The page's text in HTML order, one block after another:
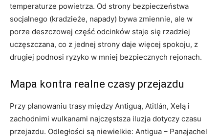
temperaturze powietrza. Od strony bezpieczeństwa
socjalnego (kradzieże, napady) bywa zmiennie, ale w
porze deszczowej część odcinków staje się rzadziej
uczęszczana, co z jednej strony daje więcej spokoju, z
drugiej podnosi ryzyko w mniej bezpiecznych rejonach.
Mapa kontra realne czasy przejazdu
Przy planowaniu trasy między Antiguą, Atitlán, Xelą i
zachodnimi wulkanami najczęstsza iluzja dotyczy czasu
przejazdu. Odległości są niewielkie: Antigua – Panajachel